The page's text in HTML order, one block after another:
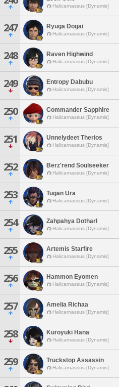
Halicarnassus [Dynamis]
247 Ryuga Dogai
Halicarnassus [Dynamis]
248 Raven Highwind
Halicarnassus [Dynamis]
249 Entropy Dabubu
Halicarnassus [Dynamis]
250 Commander Sapphire
Halicarnassus [Dynamis]
251 Unnelydeet Therios
Halicarnassus [Dynamis]
252 Berz'rend Soulseeker
Halicarnassus [Dynamis]
253 Tugan Ura
Halicarnassus [Dynamis]
254 Zahpahya Dotharl
Halicarnassus [Dynamis]
255 Artemis Starfire
Halicarnassus [Dynamis]
256 Hammon Eyomen
Halicarnassus [Dynamis]
257 Amelia Richaa
Halicarnassus [Dynamis]
258 Kuroyuki Hana
Halicarnassus [Dynamis]
259 Truckstop Assassin
Halicarnassus [Dynamis]